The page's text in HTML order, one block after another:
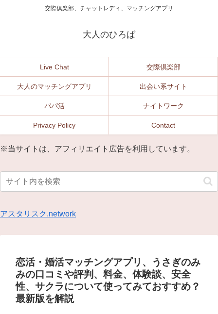
交際俱楽部、チャットレディ、マッチングアプリ
大人のひろば
Live Chat 交際倶楽部
大人のマッチングアプリ 出会い系サイト
パパ活 ナイトワーク
Privacy Policy Contact
※当サイトは、アフィリエイト広告を利用しています。
アスタリスク.network
恋活・婚活マッチングアプリ、うさぎのみ
みの口コミや評判、料金、体験談、安全
性、サクラについて使ってみておすすめ？
最新版を解説